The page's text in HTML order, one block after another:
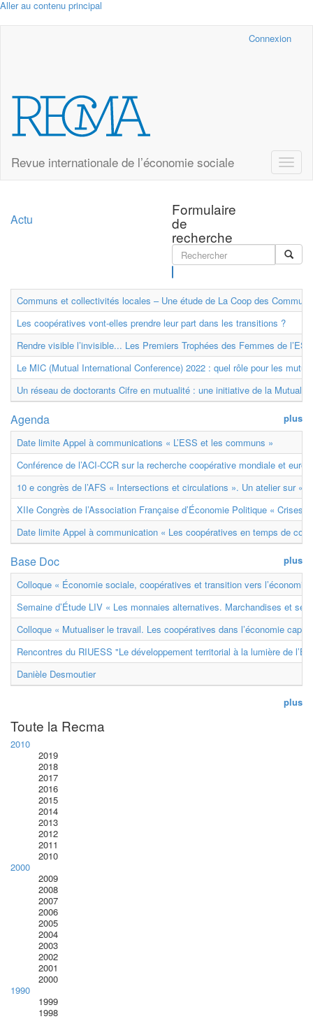
Aller au contenu principal
Connexion
Revue internationale de l’économie sociale
Toggle
Formulaire
de
recherche
Actu
Communs et collectivités locales – Une étude de La Coop des
Les coopératives vont-elles prendre leur part dans les transitions ?
Rendre visible l’invisible... Les Premiers Trophées des Femmes de
Le MIC (Mutual International Conference) 2022 : quel rôle pour les
Un réseau de doctorants Cifre en mutualité : une initiative de la
plus
Agenda
Date limite Appel à communications « L’ESS et les communs »
Conférence de l’ACI-CCR sur la recherche coopérative mondiale et
10 e congrès de l’AFS « Intersections et circulations ». Un atelier sur «
XIIe Congrès de l’Association Française d’Économie Politique « Crises
Date limite Appel à communication « Les coopératives en temps de
plus
Base Doc
Colloque « Économie sociale, coopératives et transition vers
Semaine d’Étude LIV « Les monnaies alternatives. Marchandises et
Colloque « Mutualiser le travail. Les coopératives dans l’économie
Rencontres du RIUESS "Le développement territorial à la lumière de
Danièle Desmoutier
plus
Toute la Recma
2010
2019
2018
2017
2016
2015
2014
2013
2012
2011
2010
2000
2009
2008
2007
2006
2005
2004
2003
2002
2001
2000
1990
1999
1998